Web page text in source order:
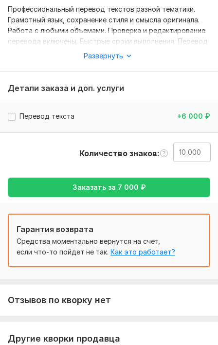
Профессиональный перевод текстов разной тематики.
Грамотный язык, сохранение стиля и смысла оригинала.
Работа с любыми объемами. Проверка и редактирование
перевода включены. Быстрые сроки выполнения. Перевод
возможен с русского на английский, с английского на
русский и на другие языки при необходимости.
Использование машинного перевода исключено.
Индивидуальный подход к каждому заказу.
Нужно для заказа:
Текст для перевода в удобном формате (Word, PDF, TXT
или другой)
Тематика текста (если важно
Авто и мото,Интернет и технологии,
карьера,Спорт,Строительство
Язык перевода:
с Английского на Русский
Объем услуги в кворке: 10 000 знаков
Развернуть
Детали заказа и доп. услуги
Перевод текста +6 000 ₽
Количество знаков
Заказать за 7 000 ₽
Гарантия возврата
Средства моментально вернутся на счет,
если что-то пойдет не так. Как это работает?
Отзывов по кворку нет
Другие кворки продавца